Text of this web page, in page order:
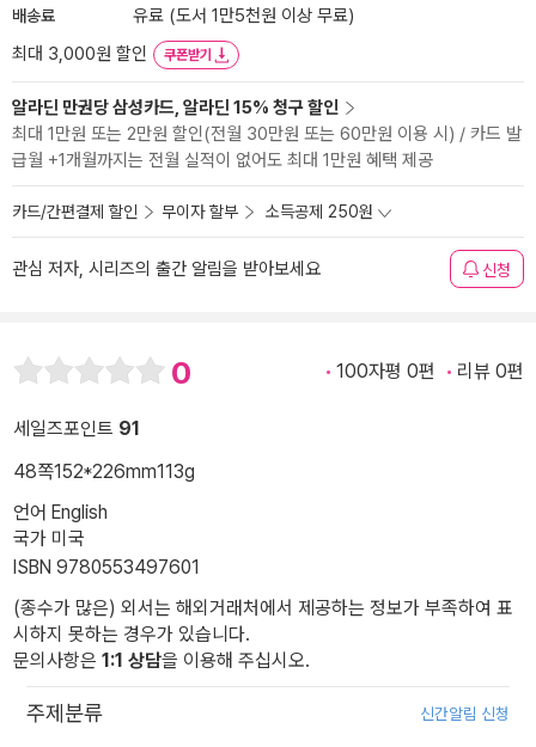
배송료
유료 (도서 1만5천원 이상 무료)
최대 3,000원 할인
쿠폰받기
알라딘 만권당 삼성카드, 알라딘 15% 청구 할인
최대 1만원 또는 2만원 할인(전월 30만원 또는 60만원 이용 시) / 카드 발
급월 +1개월까지는 전월 실적이 없어도 최대 1만원 혜택 제공
카드/간편결제 할인 무이자 할부 소득공제 250원
관심 저자, 시리즈의 출간 알림을 받아보세요 신청
0 100자평 0편 리뷰 0편
세일즈포인트 91
48쪽152*226mm113g
언어 English
국가 미국
ISBN 9780553497601
(종수가 많은) 외서는 해외거래처에서 제공하는 정보가 부족하여 표
시하지 못하는 경우가 있습니다.
문의사항은 1:1 상담을 이용해 주십시오.
주제분류 신간알림 신청